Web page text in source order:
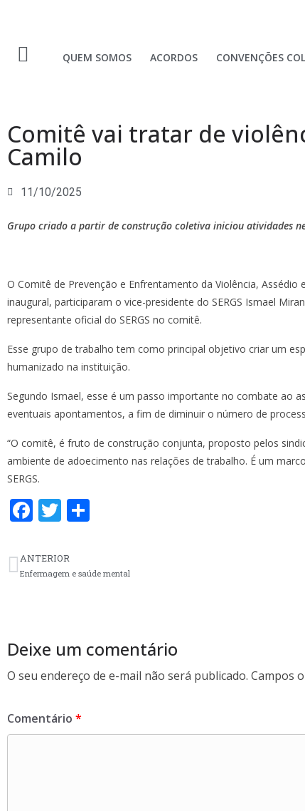
QUEM SOMOS ACORDOS CONVENÇÕES
Comitê vai tratar de
Camilo
11/10/2025
Grupo criado a partir de construção coletiva iniciou atividades
O Comitê de Prevenção e Enfrentamento da Violência,
inaugural, participaram o vice-presidente do SERGS Ismael
representante oficial do SERGS no comitê.
Esse grupo de trabalho tem como principal objetivo criar um
humanizado na instituição.
Segundo Ismael, esse é um passo importante no combate ao
eventuais apontamentos, a fim de diminuir o número de
“O comitê, é fruto de construção conjunta, proposto pelos
ambiente de adoecimento nas relações de trabalho. É um
SERGS.
F
e
b
k
T
itt
er e
ANTERIOR
Enfermagem e saúde mental
Deixe um comentário
O seu endereço de e-mail não será publicado. Campos
Comentário *